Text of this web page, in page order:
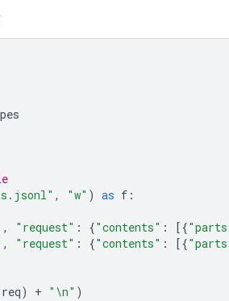
, "w" ) as f :
, "request" : {"contents" : [{
, "request" : {"contents" : [{
req) + " \n" )